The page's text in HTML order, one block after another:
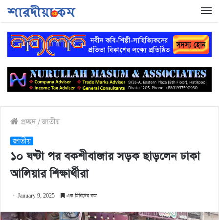
প্রচ্ছদ/জাতীয়
জাতীয়
১০ ঘণ্টা পর বকশীবাজার সড়ক ছাড়লেন ঢাকা
আলিয়ার শিক্ষার্থীরা
January 9, 2025 এক মিনিটের কম